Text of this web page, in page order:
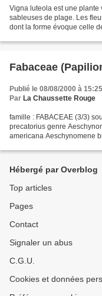
Vigna luteola est une
sableuses de plage. Les
dont la forme évoque celle
Fabaceae
Publié le 08/08/2000 à 15:25
Par La Chaussette Rouge
famille : FABACEAE (3/3)
precatorius genre
americana Aeschynomene
Hébergé par Overblog
Top articles
Pages
Contact
Signaler un abus
C.G.U.
Cookies et données